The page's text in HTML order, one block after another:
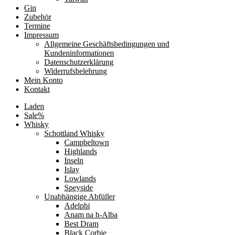
Gin
Zubehör
Termine
Impressum
Allgemeine Geschäftsbedingungen und
Kundeninformationen
Datenschutzerklärung
Widerrufsbelehrung
Mein Konto
Kontakt
Laden
Sale%
Whisky
Schottland Whisky
Campbeltown
Highlands
Inseln
Islay
Lowlands
Speyside
Unabhängige Abfüller
Adelphi
Anam na h-Alba
Best Dram
Black Corbie